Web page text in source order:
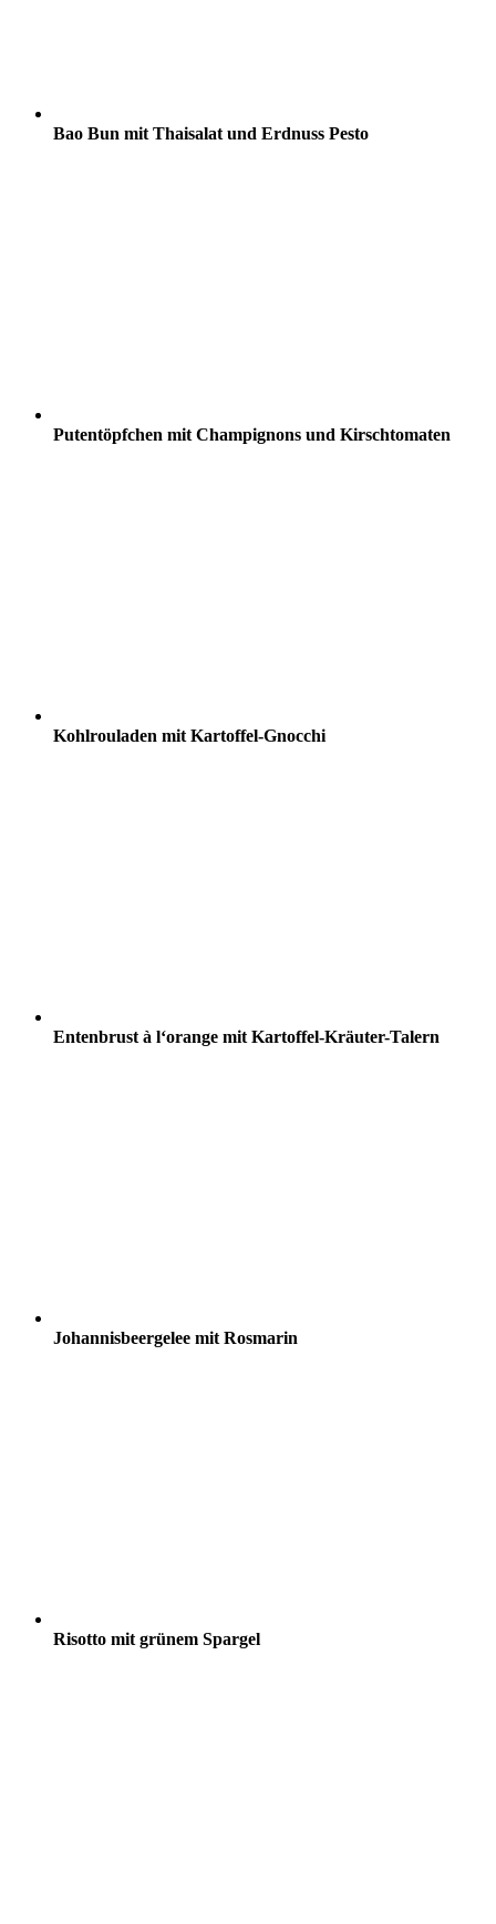
Bao Bun mit Thaisalat und Erdnuss Pesto
Putentöpfchen mit Champignons und Kirschtomaten
Kohlrouladen mit Kartoffel-Gnocchi
Entenbrust à l‘orange mit Kartoffel-Kräuter-Talern
Johannisbeergelee mit Rosmarin
Risotto mit grünem Spargel